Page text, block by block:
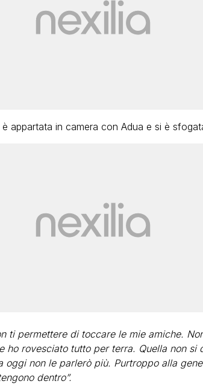
appartata in camera con Adua e si è
ti permettere di toccare le mie amiche.
ho rovesciato tutto per terra. Quella non si
oggi non le parlerò più. Purtroppo alla
dentro”.